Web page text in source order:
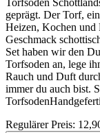
Torfsoden
geprägt. Der Torf,
Heizen, Kochen und
Geschmack
Set haben wir den
Torfsoden an, lege
Rauch und Duft
immer du auch bist.
Regulärer Preis: